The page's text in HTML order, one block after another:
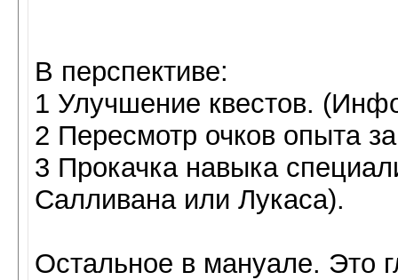
В перспективе:
1 Улучшение квестов.
2 Пересмотр очков опыта
3 Прокачка навыка
Салливана или Лукаса).
Остальное в мануале. Это